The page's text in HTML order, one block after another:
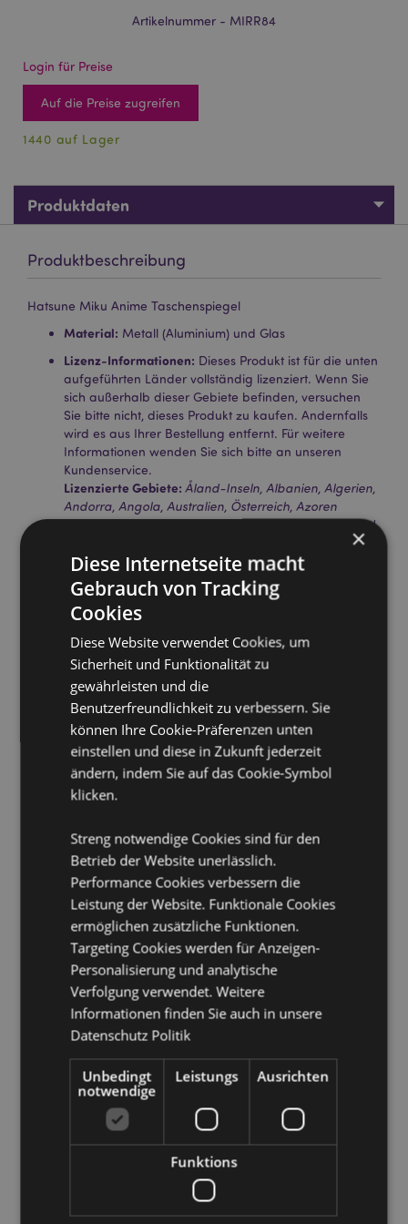
Artikelnummer - MIRR84
Login für Preise
Auf die Preise zugreifen
1440 auf Lager
Produktdaten
Produktbeschreibung
Hatsune Miku Anime Taschenspiegel
Material: Metall (Aluminium) und Glas
Lizenz-Informationen: Dieses Produkt ist für die unten
aufgeführten Länder vollständig lizenziert. Wenn Sie
sich außerhalb dieser Gebiete befinden, versuchen
Sie bitte nicht, dieses Produkt zu kaufen. Andernfalls
wird es aus Ihrer Bestellung entfernt. Für weitere
Informationen wenden Sie sich bitte an unseren
Kundenservice.
Lizenzierte Gebiete: Åland-Inseln, Albanien, Algerien,
Andorra, Angola, Australien, Österreich, Azoren
(Portugal), Bahrain, Balearen (Spanien), Weißrussland,
Belgien, Benin, Bermuda, Bosnien und Herzegowina,
Botswana, Bulgarien, Burkina Faso, Burundi,
Kambodscha, Kanada, Kanarische Inseln (Spanien),
Kap Verde, Zentralafrikanische Republik, Ceuta und
Melilla, Tschad, Komoren, Kongo, Korsika (Frankreich),
Elfenbeinküste, Kroatien, Zypern, Tschechische
Republik, Dänemark, Dschibuti, Ägypten,
Äquatorialguinea, Eritrea, Estland, Äthiopien, Finnland
(Festland), Frankreich (Festland), Französisch-
Guayana, Gabun, Gambia, Deutschland, Ghana,
Gibraltar, Griechenland, Guadeloupe, Guernsey
(Kanalinseln), Guinea, Guinea-Bissau, Heiliger Stuhl
(Vatikanstadt), Ungarn, Island, Iran, Irak, Irland, Isle of
Man (Vereinigtes Königreich), Italien (Festland), Jersey
(Kanalinseln), Jordanien, Kenia, Kuwait, Lettland,
Dschamahirija, Liechtenstein, Litauen, Luxemburg,
Nordmazedonien, Madagaskar, Madeira (Portugal),
Malawi, Mali, Malta, Martinique, Mauretanien,
Mauritius, Mayotte, Moldawien, Monaco, Montenegro,
Marokko, Mosambik, Namibia, Niederlande,
Neuseeland, Niger, Nigeria, Norwegen, Oman, Papua-
Neuguinea, Polen, Portugal (Festland), Réunion,
Rumänien, Russland, Ruanda, Saint-Martin
(französischer Teil), San Marino, São Tomé und
Príncipe, Senegal, Serbien, Seychellen, Sizilien (Italien),
Sierra Leone, Slowakei, Slowenien, Somalia,
Südafrika, Spanien (Festland), Sudan, Eswatini,
Uganda, Ukraine, Vereinigtes Königreich (Festland),
Vereinigtes Königreich (Nordirland, Highlands und
Inseln), Sambia, Simbabwe
Produkttressourcen:
Möchten Sie mehr über den Einkauf bei Puckator
Dann lesen Sie unseren
Kundeninformationen.
×
Diese Internetseite macht
Gebrauch von Tracking
Cookies
Diese Website verwendet Cookies, um
Sicherheit und Funktionalität zu
gewährleisten und die
Benutzerfreundlichkeit zu verbessern. Sie
können Ihre Cookie-Präferenzen unten
einstellen und diese in Zukunft jederzeit
ändern, indem Sie auf das Cookie-Symbol
klicken.
Streng notwendige Cookies sind für den
Betrieb der Website unerlässlich.
Performance Cookies verbessern die
Leistung der Website. Funktionale Cookies
ermöglichen zusätzliche Funktionen.
Targeting Cookies werden für Anzeigen-
Personalisierung und analytische
Verfolgung verwendet. Weitere
Informationen finden Sie auch in unsere
Datenschutz Politik
Unbedingt
notwendige
Leistungs Ausrichten
Funktions